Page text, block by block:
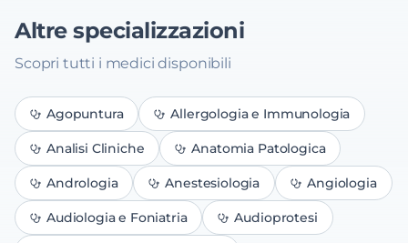
Altre specializzazioni
Scopri tutti i medici disponibili
Agopuntura Allergologia e Immunologia
Analisi Cliniche Anatomia Patologica
Andrologia Anestesiologia Angiologia
Audiologia e Foniatria Audioprotesi